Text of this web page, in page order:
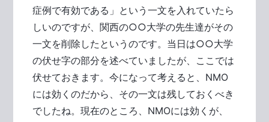
症例で有効である」という一文を入れていたら
しいのですが、関西の○○大学の先生達がその
一文を削除したというのです。当日は○○大学
の伏せ字の部分を述べていましたが、ここでは
伏せておきます。今になって考えると、NMO
には効くのだから、その一文は残しておくべき
でしたね。現在のところ、NMOには効くが、